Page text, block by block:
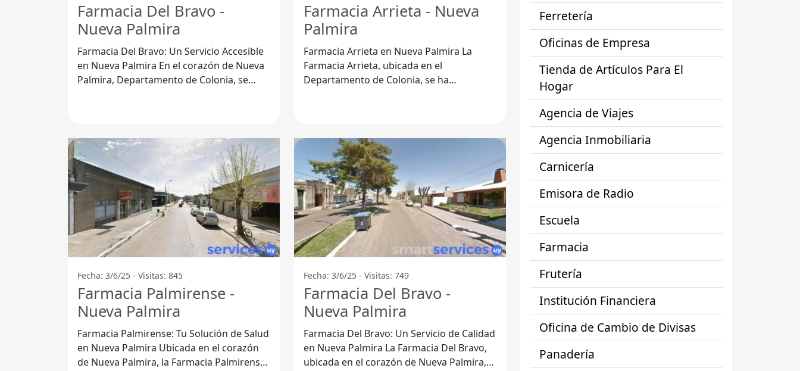
Farmacia Del Bravo -
Nueva Palmira
Farmacia Del Bravo: Un Servicio Accesible
en Nueva Palmira En el corazón de Nueva
Palmira, Departamento de Colonia, se
Farmacia Arrieta - Nueva
Palmira
Farmacia Arrieta en Nueva Palmira La
Farmacia Arrieta, ubicada en el
Departamento de Colonia, se ha
Fecha: 3/6/25 - Visitas: 845
Farmacia Palmirense -
Nueva Palmira
Farmacia Palmirense: Tu Solución de Salud
en Nueva Palmira Ubicada en el corazón
de Nueva Palmira, la Farmacia Palmirense
Fecha: 3/6/25 - Visitas: 749
Farmacia Del Bravo -
Nueva Palmira
Farmacia Del Bravo: Un Servicio de Calidad
en Nueva Palmira La Farmacia Del Bravo,
ubicada en el corazón de Nueva Palmira,
Ferretería
Oficinas de Empresa
Tienda de Artículos Para El
Hogar
Agencia de Viajes
Agencia Inmobiliaria
Carnicería
Emisora de Radio
Escuela
Farmacia
Frutería
Institución Financiera
Oficina de Cambio de Divisas
Panadería